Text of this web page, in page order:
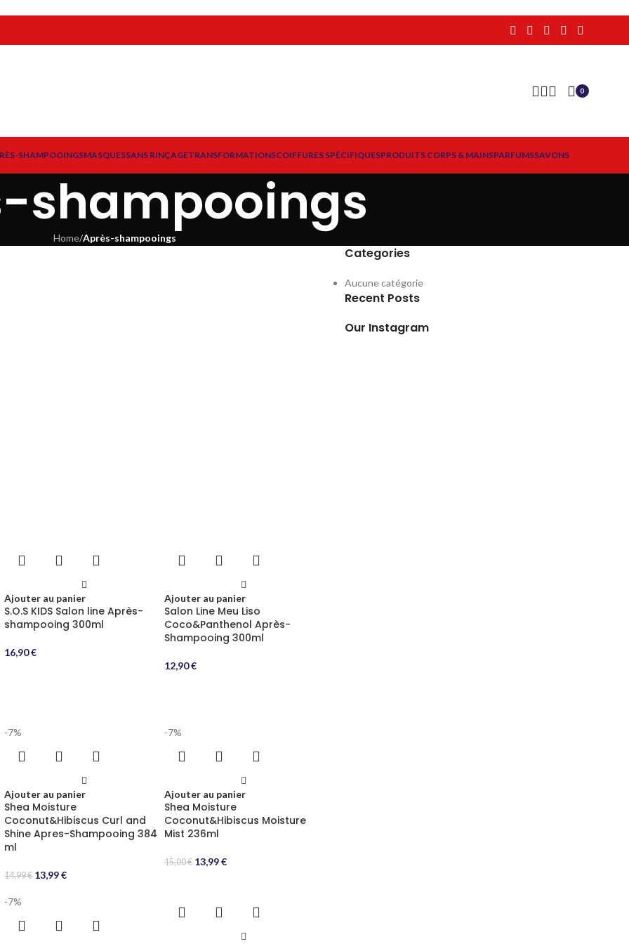
0
SHAMPOOINGSMASQUESSANS RINÇAGETRANSFORMATIONSCOIFFURES SPÉCIFIQUESPRODUITS CORPS & MAINSPARFUMSSAVONS
shampooings
Home/Après-shampooings
Ajouter au panier
S.O.S KIDS Salon line Après-
shampooing 300ml
16,90€
Ajouter au panier
Salon Line Meu Liso
Coco&Panthenol Après-
Shampooing 300ml
12,90€
-7%
Ajouter au panier
Shea Moisture
Coconut&Hibiscus Curl and
Shine Apres-Shampooing 384
ml
14,99€ 13,99€
-7%
Ajouter au panier
Shea Moisture
Coconut&Hibiscus Moisture
Mist 236ml
15,00€ 13,99€
-7%
Categories
Aucune catégorie
Recent Posts
Our Instagram